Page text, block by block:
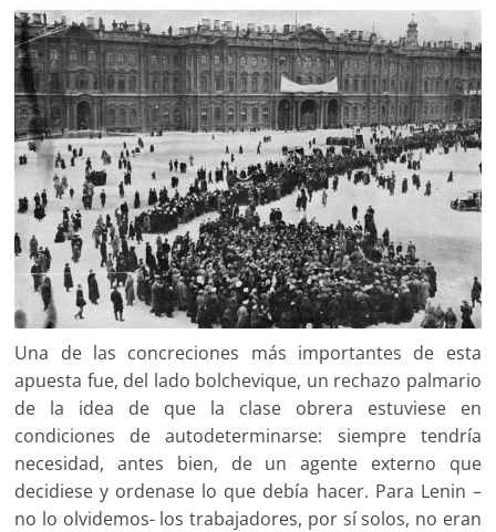
Una de las concreciones más importantes de esta
apuesta fue, del lado bolchevique, un rechazo palmario
de la idea de que la clase obrera estuviese en
condiciones de autodeterminarse: siempre tendría
necesidad, antes bien, de un agente externo que
decidiese y ordenase lo que debía hacer. Para Lenin –
no lo olvidemos- los trabajadores, por sí solos, no eran